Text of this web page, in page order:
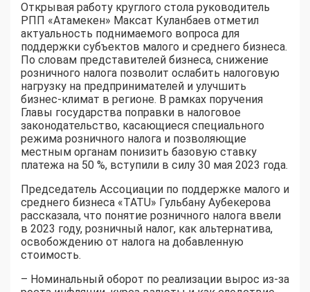
Открывая работу круглого стола руководитель
РПП «Атамекен» Максат Куланбаев отметил
актуальность поднимаемого вопроса для
поддержки субъектов малого и среднего бизнеса.
По словам представителей бизнеса, снижение
розничного налога позволит ослабить налоговую
нагрузку на предпринимателей и улучшить
бизнес-климат в регионе. В рамках поручения
Главы государства поправки в налоговое
законодательство, касающиеся специального
режима розничного налога и позволяющие
местным органам понизить базовую ставку
платежа на 50 %, вступили в силу 30 мая 2023 года.
Председатель Ассоциации по поддержке малого и
среднего бизнеса «TATU» Гульбану Аубекерова
рассказала, что понятие розничного налога ввели
в 2023 году, розничный налог, как альтернатива,
освобождению от налога на добавленную
стоимость.
– Номинальный оборот по реализации вырос из-за